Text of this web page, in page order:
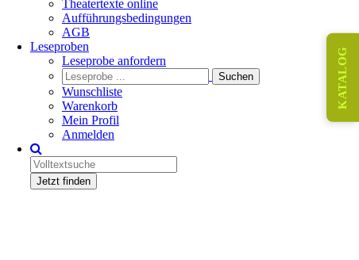
Theatertexte online
Aufführungsbedingungen
AGB
Leseproben
Leseprobe anfordern
Wunschliste
Warenkorb
Mein Profil
Anmelden
Jetzt finden
KATALOG